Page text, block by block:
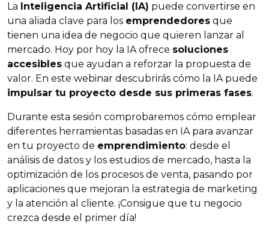
La Inteligencia Artificial (IA) puede convertirse en
una aliada clave para los emprendedores que
tienen una idea de negocio que quieren lanzar al
mercado. Hoy por hoy la IA ofrece soluciones
accesibles que ayudan a reforzar la propuesta de
valor. En este webinar descubrirás cómo la IA puede
impulsar tu proyecto desde sus primeras fases.
Durante esta sesión comprobaremos cómo emplear
diferentes herramientas basadas en IA para avanzar
en tu proyecto de emprendimiento: desde el
análisis de datos y los estudios de mercado, hasta la
optimización de los procesos de venta, pasando por
aplicaciones que mejoran la estrategia de marketing
y la atención al cliente. ¡Consigue que tu negocio
crezca desde el primer día!